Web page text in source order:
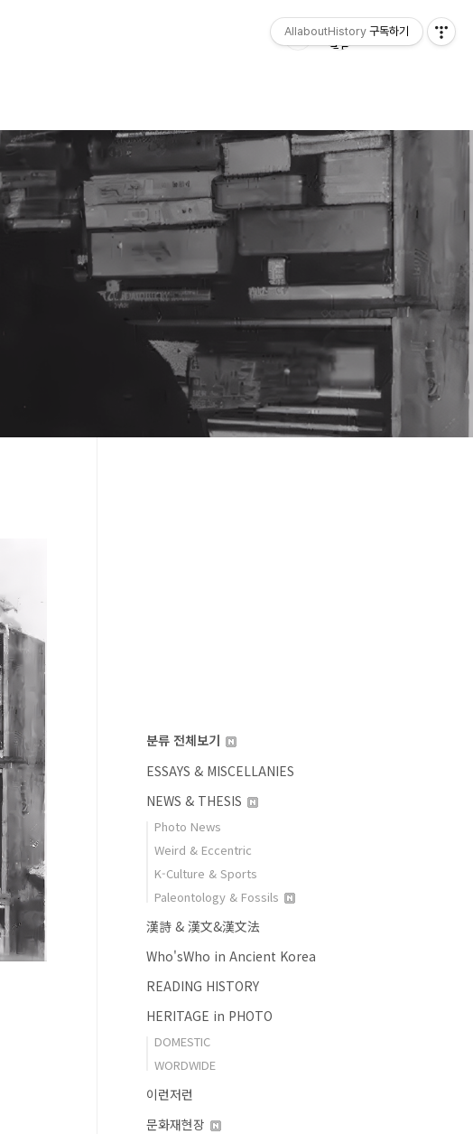
분류 전체보기
ESSAYS & MISCELLANIES
NEWS & THESIS
Photo News
Weird & Eccentric
K-Culture & Sports
Paleontology & Fossils
漢詩 & 漢文&漢文法
Who'sWho in Ancient Korea
READING HISTORY
HERITAGE in PHOTO
DOMESTIC
WORDWIDE
이런저런
문화재현장
AllaboutHistory 구독하기